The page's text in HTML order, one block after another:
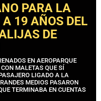
PARA LA
19 AÑOS DEL
DE
EN AEROPARQUE
MALETAS QUE SÍ
LIGADO A LA
MEDIOS PASARON
TERMINABA EN CUENTAS